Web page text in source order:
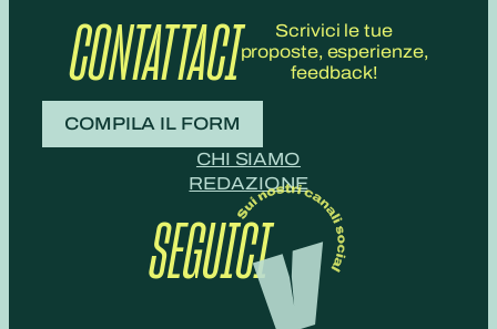
CONTATTACI
Scrivici le tue
proposte, esperienze,
feedback!
COMPILA IL FORM
CHI SIAMO
REDAZIONE
SEGUICI